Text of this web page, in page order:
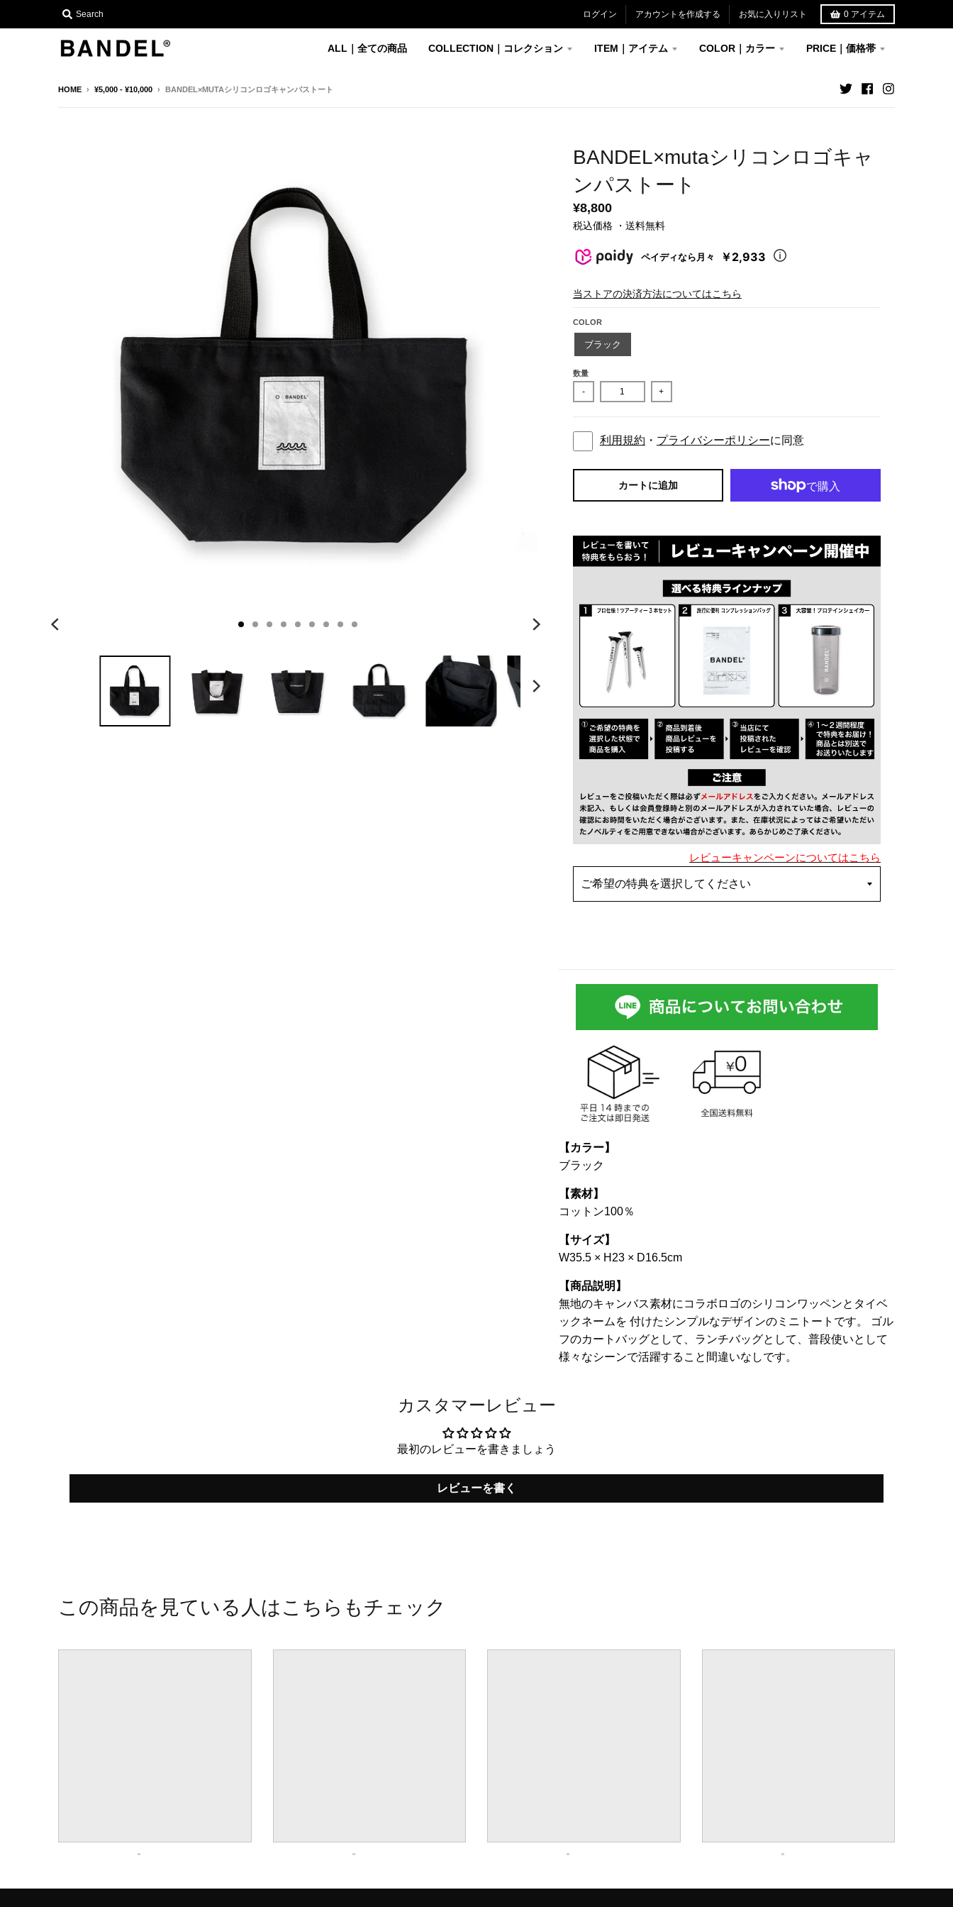
Search ログイン アカウントを作成する お気に入りリスト 0 アイテム
ALL｜全ての商品 COLLECTION｜コレクション ITEM｜アイテム COLOR｜カラー PRICE｜価格帯
HOME › ¥5,000 - ¥10,000 › BANDEL×MUTAシリコンロゴキャンパストート
BANDEL×mutaシリコンロゴキャ
ンパストート
¥8,800
税込価格 ・送料無料
ペイディなら月々 ￥2,933
当ストアの決済方法についてはこちら
COLOR
ブラック
数量
- +
利用規約 ・ プライバシーポリシーに同意
カートに追加
レビューキャンペーンについてはこちら
【カラー】
ブラック
【素材】
コットン100％
【サイズ】
W35.5 × H23 × D16.5cm
【商品説明】
無地のキャンバス素材にコラボロゴのシリコンワッペンとタイベ
ックネームを 付けたシンプルなデザインのミニトートです。 ゴル
フのカートバッグとして、ランチバッグとして、普段使いとして
様々なシーンで活躍すること間違いなしです。
カスタマーレビュー
最初のレビューを書きましょう
レビューを書く
この商品を見ている人はこちらもチェック